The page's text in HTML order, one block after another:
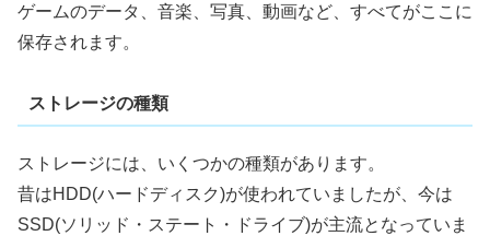
ゲームのデータ、音楽、写真、動画など、すべてがここに
保存されます。
ストレージの種類
ストレージには、いくつかの種類があります。
昔はHDD(ハードディスク)が使われていましたが、今は
SSD(ソリッド・ステート・ドライブ)が主流となっていま